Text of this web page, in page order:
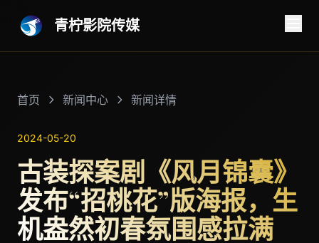
青柠影院传媒
首页 新闻中心 新闻详情
2024-05-20
古装探案剧《风月锦囊》
发布“招桃花”版海报，生
机盎然初春氛围感拉满